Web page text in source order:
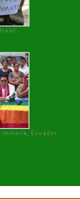
minería, Ecuador